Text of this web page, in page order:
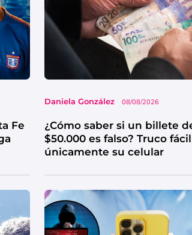
Fe
Daniela González 08/08/2026
¿Cómo saber si un billete
$50.000 es falso? Truco
únicamente su celular